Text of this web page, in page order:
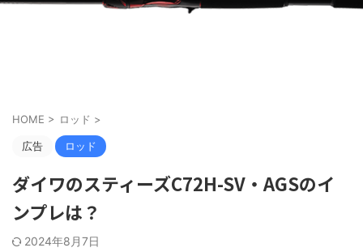
HOME > ロッド >
広告 ロッド
ダイワのスティーズC72H-SV・AGSのイ
ンプレは？
2024年8月7日